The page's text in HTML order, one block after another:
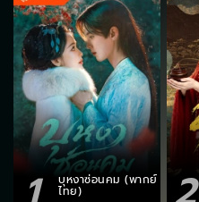
บุหงาซ่อนคม (พากย์
ไทย)